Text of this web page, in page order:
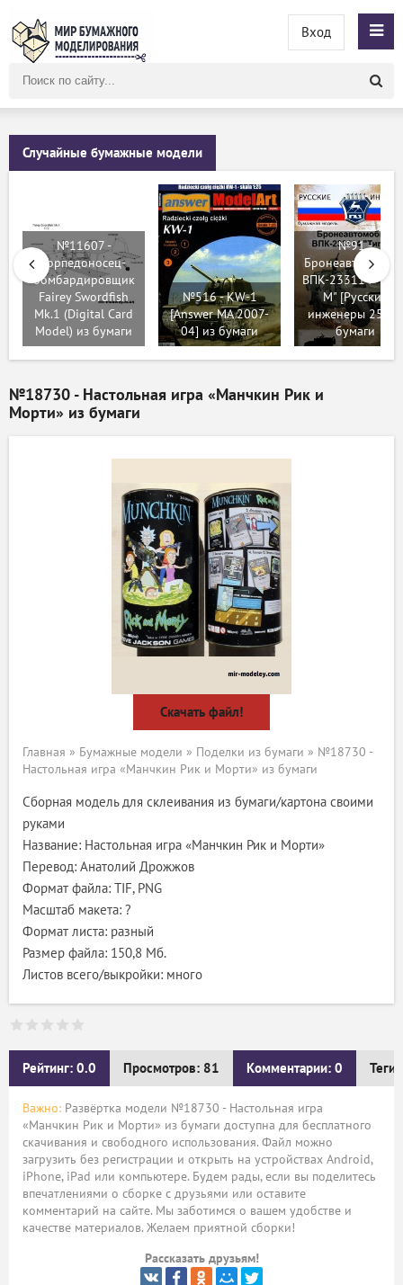
сайту
Вход
Случайные бумажные модели
№11607 -
Торпедоносец-
бомбардировщик
Fairey Swordfish
Mk.1 (Digital Card
Model) из бумаги
№516 - KW-1
[Answer MA 2007-
04] из бумаги
№91 -
ВПК-233114
М" [Русские
инженеры 25] из
бумаги
№18730 - Настольная игра «Манчкин Рик и
Морти» из бумаги
Скачать файл!
Главная » Бумажные модели » Поделки из бумаги » №18730 -
Настольная игра «Манчкин Рик и Морти» из бумаги
Сборная модель для склеивания из бумаги/картона своими
руками
Название: Настольная игра «Манчкин Рик и Морти»
Перевод: Анатолий Дрожжов
Формат файла: TIF, PNG
Масштаб макета: ?
Формат листа: разный
Размер файла: 150,8 Мб.
Листов всего/выкройки: много
Рейтинг: 0.0 Просмотров: 81 Комментарии: 0 Теги:
Важно: Развёртка модели №18730 - Настольная игра
«Манчкин Рик и Морти» из бумаги доступна для бесплатного
скачивания и свободного использования. Файл можно
загрузить без регистрации и открыть на устройствах Android,
iPhone, iPad или компьютере. Будем рады, если вы поделитесь
впечатлениями о сборке с друзьями или оставите
комментарий на сайте. Мы заботимся о вашем удобстве и
качестве материалов. Желаем приятной сборки!
Рассказать друзьям!